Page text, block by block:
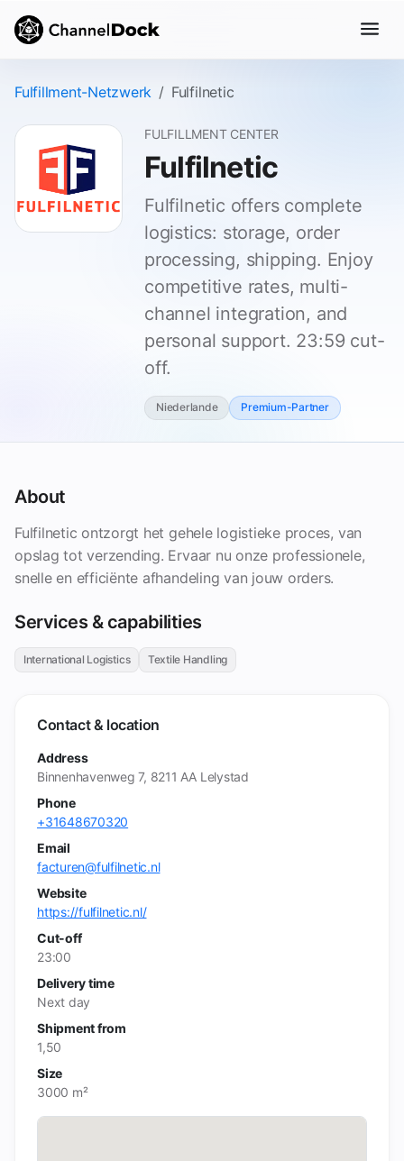
Fulfillment-Netzwerk Fulfilnetic
FULFILLMENT CENTER
Fulfilnetic
Fulfilnetic offers complete
logistics: storage, order
processing, shipping. Enjoy
competitive rates, multi-
channel integration, and
personal support. 23:59 cut-
off.
Niederlande Premium-Partner
About
Fulfilnetic ontzorgt het gehele logistieke proces, van
opslag tot verzending. Ervaar nu onze professionele,
snelle en efficiënte afhandeling van jouw orders.
Services & capabilities
International Logistics Textile Handling
Contact & location
Address
Binnenhavenweg 7, 8211 AA Lelystad
Phone
+31648670320
Email
facturen@fulfilnetic.nl
Website
https://fulfilnetic.nl/
Cut-off
23:00
Delivery time
Next day
Shipment from
1,50
Size
3000 m²